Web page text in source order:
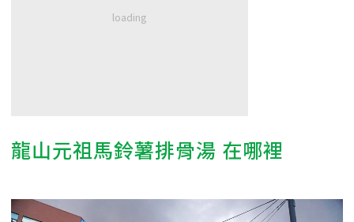
龍山元祖馬鈴薯排骨湯 在哪裡